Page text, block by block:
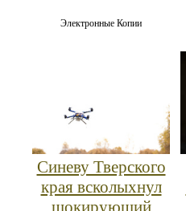
Электронные Копии
Синеву Тверского
края всколыхнул